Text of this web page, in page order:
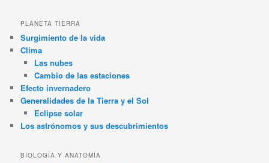
PLANETA TIERRA
Surgimiento de la vida
Clima
Las nubes
Cambio de las estaciones
Efecto invernadero
Generalidades de la Tierra y el Sol
Eclipse solar
Los astrónomos y sus descubrimientos
BIOLOGÍA Y ANATOMÍA